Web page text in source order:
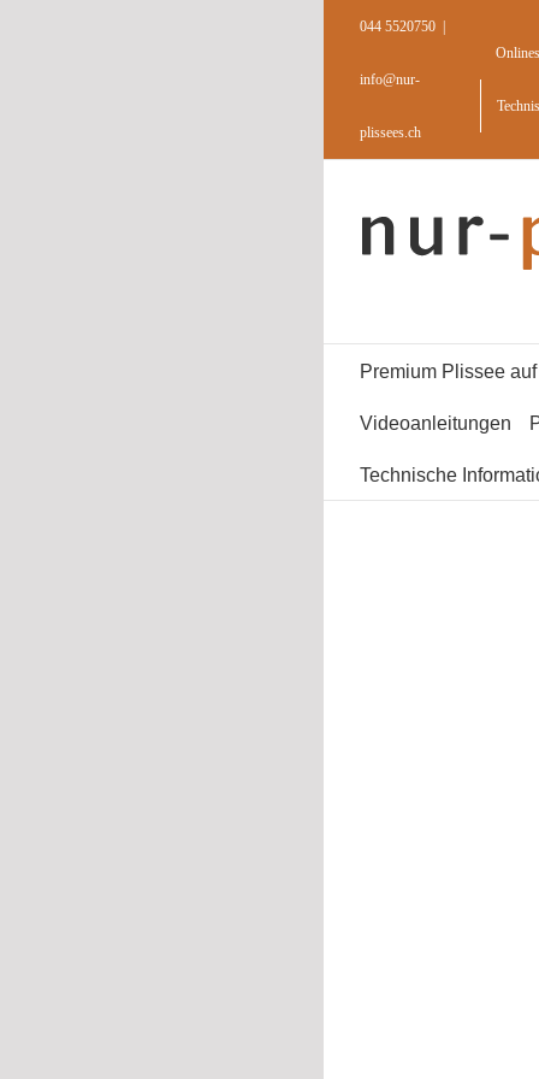
044 5520750
info@nur-
plissees.ch
Premium Plissee
Videoanleitungen
Technische